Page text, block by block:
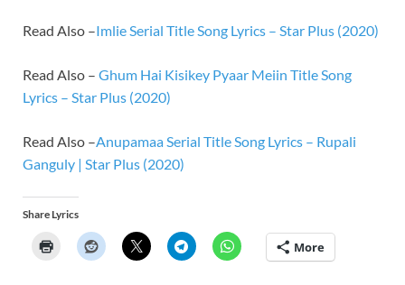
Read Also –Imlie Serial Title Song Lyrics – Star Plus (2020)
Read Also – Ghum Hai Kisikey Pyaar Meiin Title Song
Lyrics – Star Plus (2020)
Read Also –Anupamaa Serial Title Song Lyrics – Rupali
Ganguly | Star Plus (2020)
Share Lyrics
More